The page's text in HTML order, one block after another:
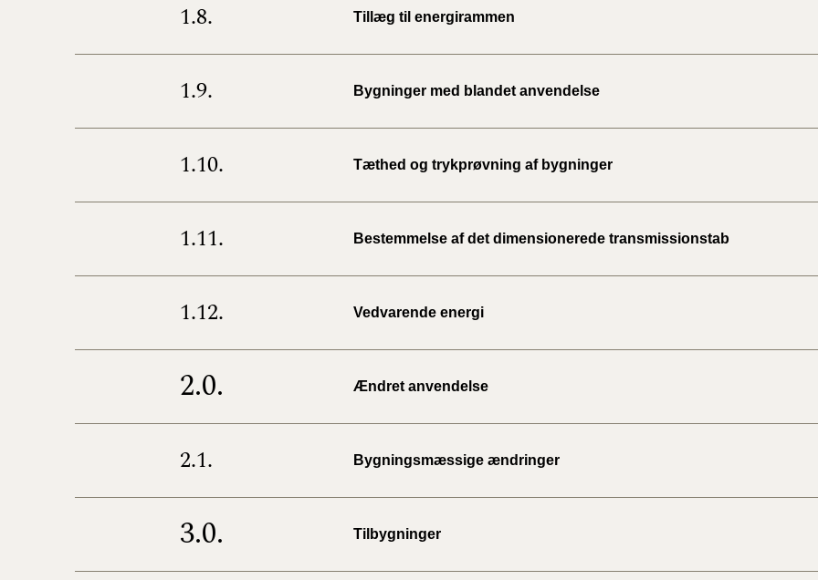
1.8. Tillæg til energirammen
1.9. Bygninger med blandet anvendelse
1.10. Tæthed og trykprøvning af bygninger
1.11. Bestemmelse af det dimensionerede transmissionstab
1.12. Vedvarende energi
2.0. Ændret anvendelse
2.1. Bygningsmæssige ændringer
3.0. Tilbygninger